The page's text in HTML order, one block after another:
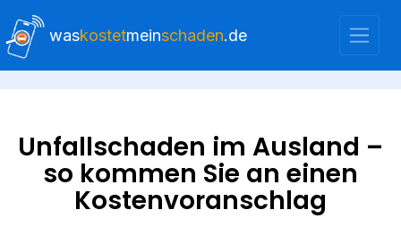
waskostetmeinschaden.de
Unfallschaden im Ausland –
so kommen Sie an einen
Kostenvoranschlag